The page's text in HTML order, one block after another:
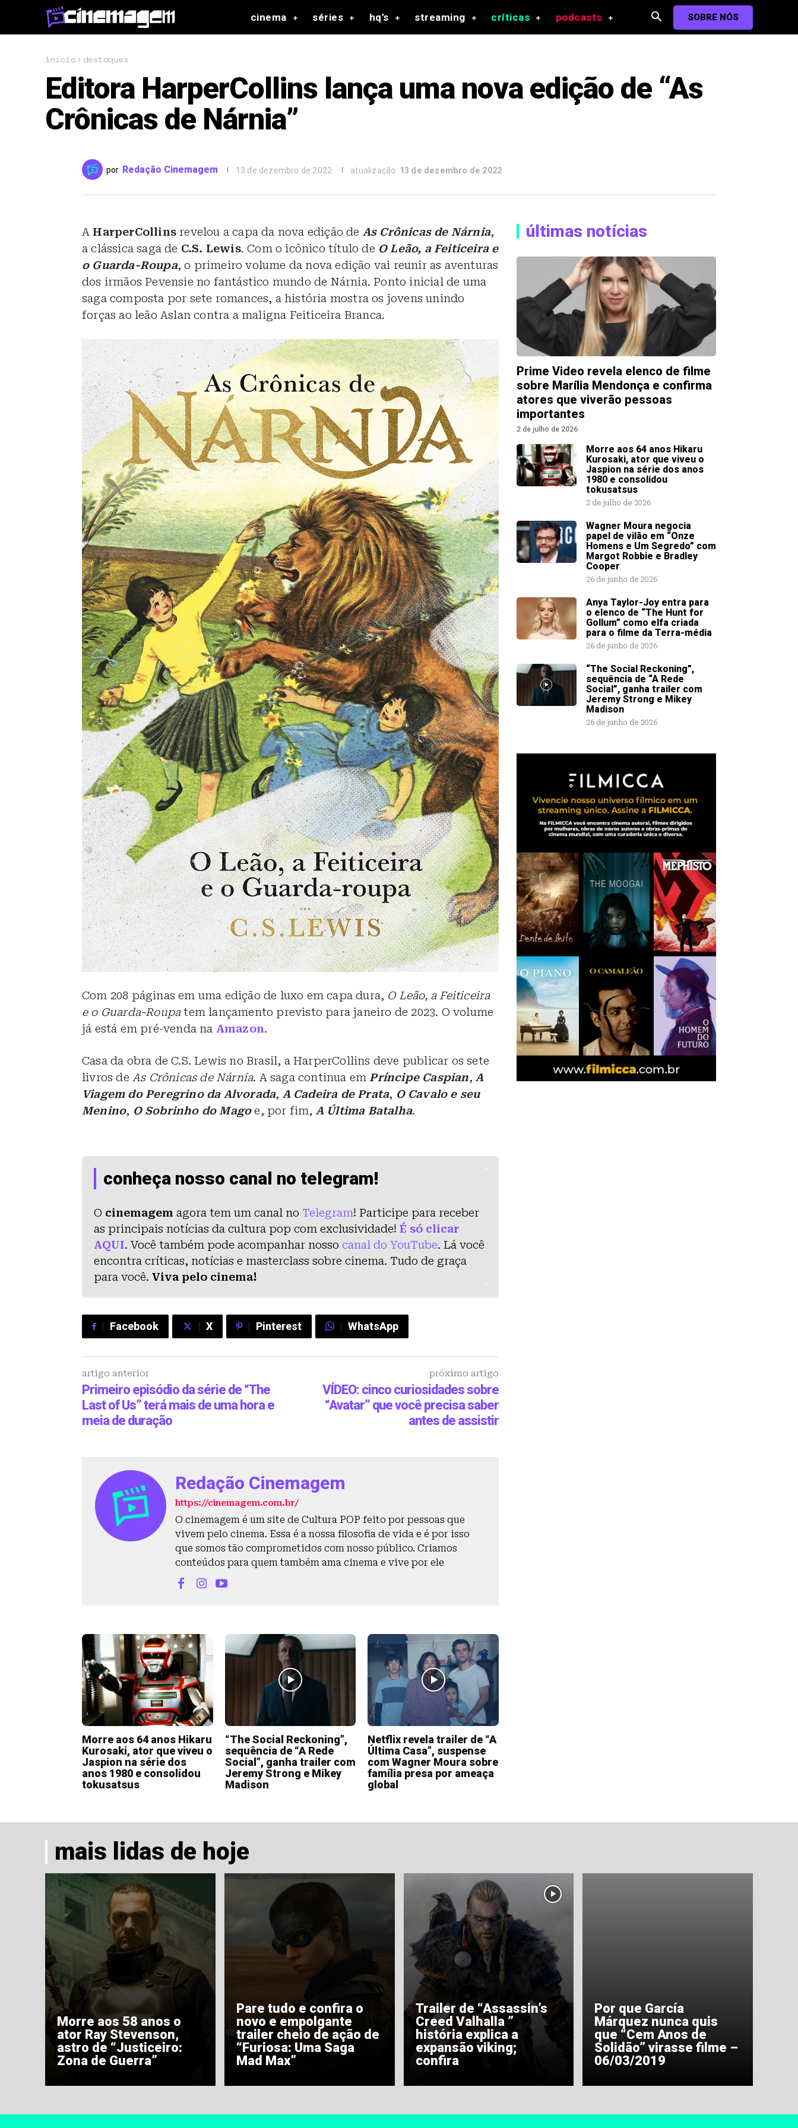
cinema séries hq’s streaming críticas podcasts SOBRE NÓS
início destaques
Editora HarperCollins lança uma nova edição de “As
Crônicas de Nárnia”
por Redação Cinemagem 13 de dezembro de 2022 atualização: 13 de dezembro de 2022
A HarperCollins revelou a capa da nova edição de As Crônicas de Nárnia,
a clássica saga de C.S. Lewis. Com o icônico título de O Leão, a Feiticeira e
o Guarda-Roupa, o primeiro volume da nova edição vai reunir as aventuras
dos irmãos Pevensie no fantástico mundo de Nárnia. Ponto inicial de uma
saga composta por sete romances, a história mostra os jovens unindo
forças ao leão Aslan contra a maligna Feiticeira Branca.
Com 208 páginas em uma edição de luxo em capa dura, O Leão, a Feiticeira
e o Guarda-Roupatem lançamento previsto para janeiro de 2023. O volume
já está em pré-venda na Amazon.
Casa da obra de C.S. Lewis no Brasil, a HarperCollins deve publicar os sete
livros de As Crônicas de Nárnia. A saga continua em Príncipe Caspian,A
Viagem do Peregrino da Alvorada, A Cadeira de Prata, O Cavalo e seu
Menino, O Sobrinho do Magoe, por fim, A Última Batalha.
conheça nosso canal no telegram!
O cinemagem agora tem um canal no Telegram! Participe para receber
as principais notícias da cultura pop com exclusividade! É só clicar
AQUI. Você também pode acompanhar nosso canal do YouTube. Lá você
encontra críticas, notícias e masterclass sobre cinema. Tudo de graça
para você. Viva pelo cinema!
Facebook X Pinterest WhatsApp
artigo anterior
Primeiro episódio da série de “The
Last of Us” terá mais de uma hora e
meia de duração
próximo artigo
VÍDEO: cinco curiosidades sobre
“Avatar” que você precisa saber
antes de assistir
Redação Cinemagem
https://cinemagem.com.br/
O cinemagem é um site de Cultura POP feito por pessoas que
vivem pelo cinema. Essa é a nossa filosofia de vida e é por isso
que somos tão comprometidos com nosso público. Criamos
conteúdos para quem também ama cinema e vive por ele
Morre aos 64 anos Hikaru
Kurosaki, ator que viveu o
Jaspion na série dos
anos 1980 e consolidou
tokusatsus
“The Social Reckoning”,
sequência de “A Rede
Social”, ganha trailer com
Jeremy Strong e Mikey
Madison
Netflix revela trailer de “A
Última Casa”, suspense
com Wagner Moura sobre
família presa por ameaça
global
últimas notícias
Prime Video revela elenco de filme
sobre Marília Mendonça e confirma
atores que viverão pessoas
importantes
2 de julho de 2026
Morre aos 64 anos Hikaru
Kurosaki, ator que viveu o
Jaspion na série dos anos
1980 e consolidou
tokusatsus
2 de julho de 2026
Wagner Moura negocia
papel de vilão em “Onze
Homens e Um Segredo” com
Margot Robbie e Bradley
Cooper
26 de junho de 2026
Anya Taylor-Joy entra para
o elenco de “The Hunt for
Gollum” como elfa criada
para o filme da Terra-média
26 de junho de 2026
“The Social Reckoning”,
sequência de “A Rede
Social”, ganha trailer com
Jeremy Strong e Mikey
Madison
26 de junho de 2026
mais lidas de hoje
Morre aos 58 anos o
ator Ray Stevenson,
astro de “Justiceiro:
Zona de Guerra”
Pare tudo e confira o
novo e empolgante
trailer cheio de ação de
“Furiosa: Uma Saga
Mad Max”
Trailer de “Assassin’s
Creed Valhalla ”
história explica a
expansão viking;
confira
Por que García
Márquez nunca quis
que “Cem Anos de
Solidão” virasse filme –
06/03/2019